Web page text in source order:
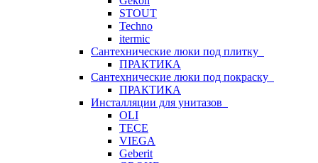
STOUT
Techno
itermic
Сантехнические люки под плитку
ПРАКТИКА
Сантехнические люки под покраску
ПРАКТИКА
Инсталляции для унитазов
OLI
TECE
VIEGA
Geberit